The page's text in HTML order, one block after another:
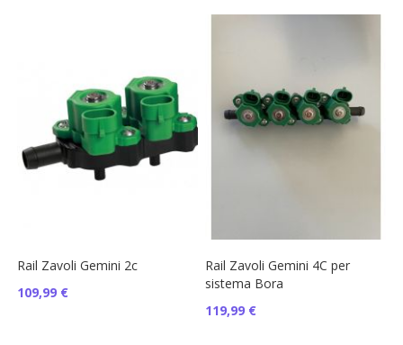
Rail Zavoli Gemini 2c
109,99 €
Rail Zavoli Gemini 4C per
sistema Bora
119,99 €